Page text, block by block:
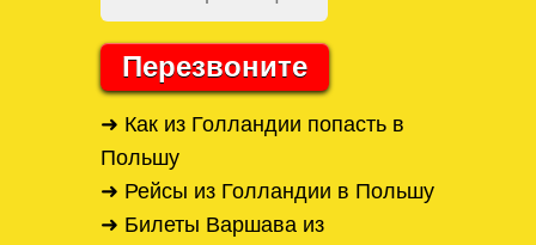
Перезвоните
➜ Как из Голландии попасть в
Польшу
➜ Рейсы из Голландии в Польшу
➜ Билеты Варшава из